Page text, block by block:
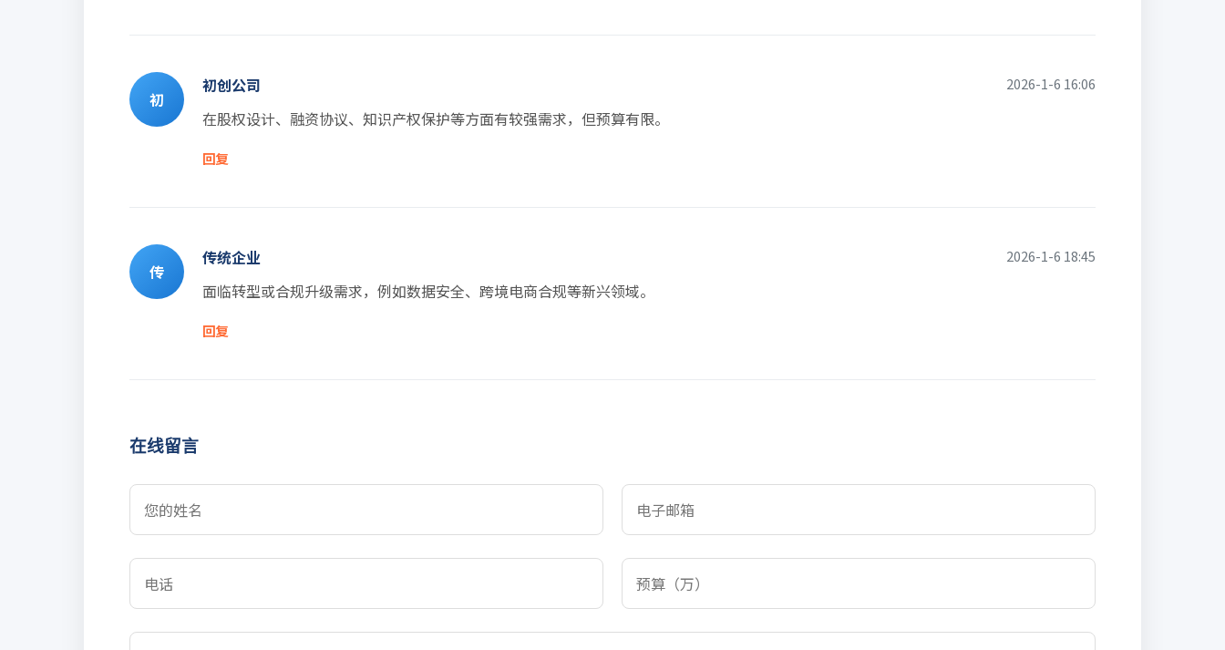
初
初创公司 2026-1-6 16:06
在股权设计、融资协议、知识产权保护等方面有较强需求，但预算有限。
回复
传
传统企业 2026-1-6 18:45
面临转型或合规升级需求，例如数据安全、跨境电商合规等新兴领域。
回复
在线留言